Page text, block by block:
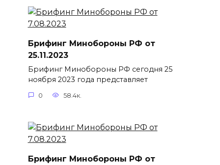
Брифинг Минобороны РФ от
25.11.2023
Брифинг Минобороны РФ сегодня 25
ноября 2023 года представляет
0 58.4к.
Брифинг Минобороны РФ от